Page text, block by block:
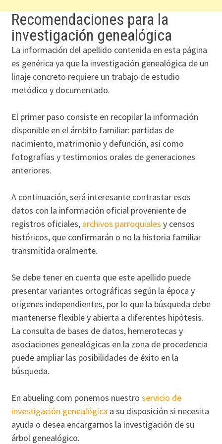
Recomendaciones para la
investigación genealógica
La información del apellido contenida en esta página
es genérica ya que la investigación genealógica de un
linaje concreto requiere un trabajo de estudio
metódico y documentado.
El primer paso consiste en recopilar la información
disponible en el ámbito familiar: partidas de
nacimiento, matrimonio y defunción, así como
fotografías y testimonios orales de generaciones
anteriores.
A continuación, será interesante contrastar esos
datos con la información oficial proveniente de
registros oficiales, archivos parroquiales y censos
históricos, que confirmarán o no la historia familiar
transmitida oralmente.
Se debe tener en cuenta que este apellido puede
presentar variantes ortográficas según la época y
orígenes independientes, por lo que la búsqueda debe
mantenerse flexible y abierta a diferentes hipótesis.
La consulta de bases de datos, hemerotecas y
asociaciones genealógicas en la zona de procedencia
puede ampliar las posibilidades de éxito en la
búsqueda.
En abueling.com ponemos nuestro servicio de
investigación genealógica a su disposición si necesita
ayuda o desea encargarnos la investigación de su
árbol genealógico.